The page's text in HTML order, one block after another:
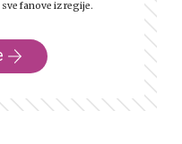
fanove iz regije.